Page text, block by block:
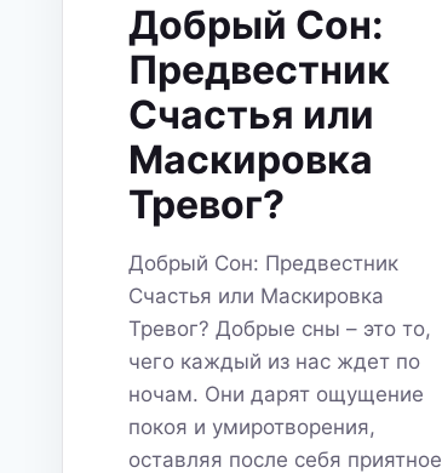
Добрый Сон:
Предвестник
Счастья или
Маскировка
Тревог?
Добрый Сон: Предвестник
Счастья или Маскировка
Тревог? Добрые сны – это то,
чего каждый из нас ждет по
ночам. Они дарят ощущение
покоя и умиротворения,
оставляя после себя приятное